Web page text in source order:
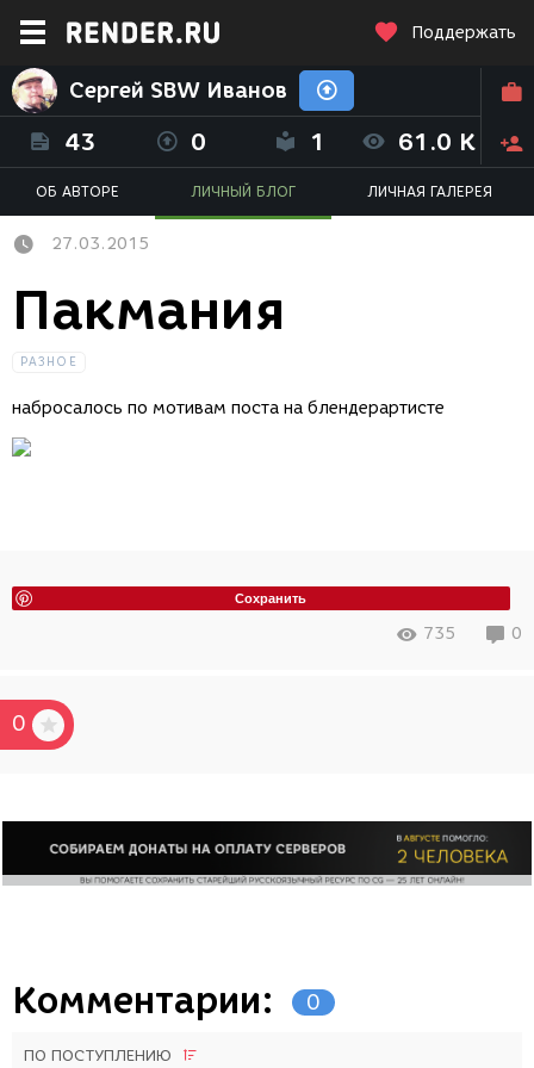
Поддержать
Сергей SBW Иванов
43 0 1 61.0 K
ОБ АВТОРЕ ЛИЧНЫЙ БЛОГ ЛИЧНАЯ ГАЛЕРЕЯ
27.03.2015
Пакмания
РАЗНОЕ
набросалось по мотивам поста на блендерартисте
Сохранить
735 0
0
Комментарии: 0
ПО ПОСТУПЛЕНИЮ